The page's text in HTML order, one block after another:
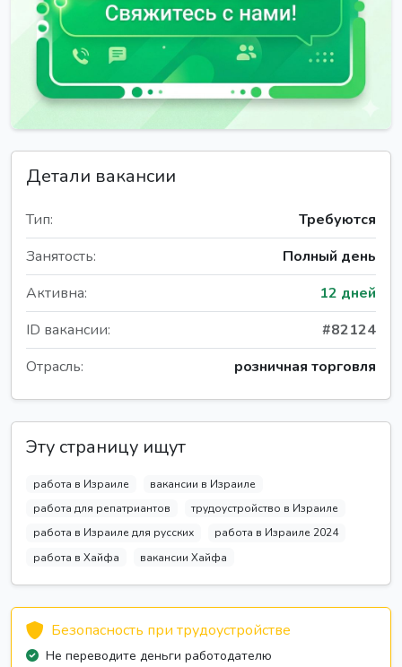
Детали вакансии
Тип:
Требуются
Занятость:
Полный день
Активна:
12 дней
ID вакансии:
#82124
Отрасль:
розничная торговля
Эту страницу ищут
работа в Израиле
вакансии в Израиле
работа для репатриантов
трудоустройство в Израиле
работа в Израиле для русских
работа в Израиле 2024
работа в Хайфа
вакансии Хайфа
Безопасность при трудоустройстве
Не переводите деньги работодателю